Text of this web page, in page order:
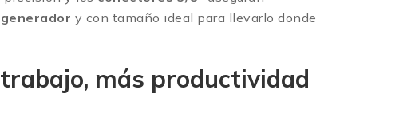
y con tamaño ideal para llevarlo donde
más productividad